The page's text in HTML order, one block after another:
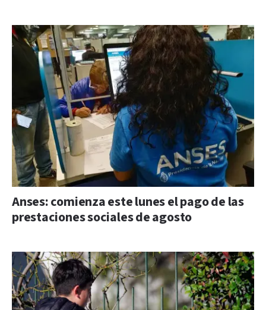
Anses: comienza este lunes el pago de las
prestaciones sociales de agosto